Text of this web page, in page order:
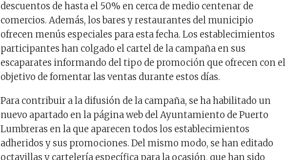
descuentos de hasta el 50% en cerca de medio centenar de
comercios. Además, los bares y restaurantes del municipio
ofrecen menús especiales para esta fecha. Los establecimientos
participantes han colgado el cartel de la campaña en sus
escaparates informando del tipo de promoción que ofrecen con el
objetivo de fomentar las ventas durante estos días.
Para contribuir a la difusión de la campaña, se ha habilitado un
nuevo apartado en la página web del Ayuntamiento de Puerto
Lumbreras en la que aparecen todos los establecimientos
adheridos y sus promociones. Del mismo modo, se han editado
octavillas y cartelería específica para la ocasión, que han sido